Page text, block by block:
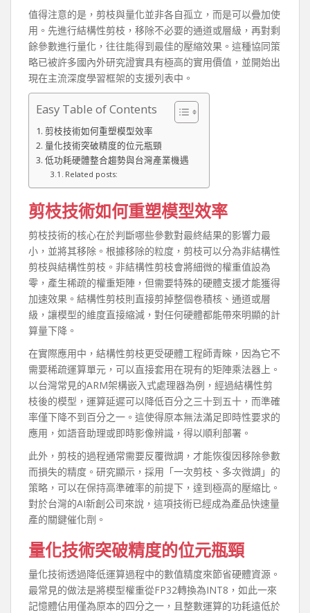
值得注意的是，剪枝與量化並非各自孤立，而是可以疊加使
用。先進行結構性剪枝，移除不必要的通道或層級，再對剩
餘參數進行量化，往往能得到最佳的壓縮效果。這種協同策
略已被許多國內外研究證實具有極高的實用價值，並開始出
現在主流深度學習框架的支援列表中。
Easy Table of Contents
剪枝技術如何重塑模型效率
量化技術突破精度的位元瓶頸
低功耗硬體整合趨勢與台灣產業機遇
Related posts:
剪枝技術如何重塑模型效率
剪枝技術的核心在於判斷哪些參數對最終結果的影響力最
小，並將其移除。根據移除的粒度，剪枝可以分為非結構性
剪枝與結構性剪枝。非結構性剪枝會將細微的權重值設為
零，產生稀疏的權重矩陣，但需要特殊的硬體支援才能獲得
加速效果。結構性剪枝則直接剪掉整個卷積核、通道或層
級，讓模型的維度直接縮減，對任何硬體都能帶來明顯的計
算量下降。
在實際應用中，結構性剪枝更受硬體工程師青睞，因為它不
需要稀疏運算單元，可以直接套用在現有的矩陣乘法器上。
以台灣常見的ARM架構嵌入式處理器為例，經過結構性剪
枝後的模型，運算延遲可以降低百分之三十到五十，而準確
率僅下降不到百分之一。這使得原本無法滿足即時性要求的
應用，如語音助理或即時影像辨識，得以順利部署。
此外，剪枝的過程通常需要反覆微調，才能恢復因移除參數
而損失的精度。研究顯示，採用「一次剪枝、多次微調」的
策略，可以在保持高準確率的前提下，達到極高的壓縮比。
對於台灣的AI新創公司來說，這項技術已經成為產品快速量
產的關鍵催化劑。
量化技術突破精度的位元瓶頸
量化技術透過降低運算過程中的數值精度來節省硬體資源。
最常見的做法是將模型權重從FP32轉換為INT8，如此一來
記憶體佔用僅為原本的四分之一，且整數運算的功耗遠低於